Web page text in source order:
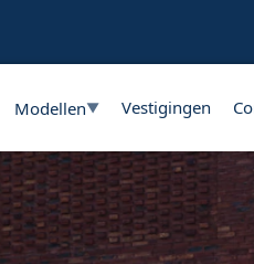
Modellen▼ Vestigingen